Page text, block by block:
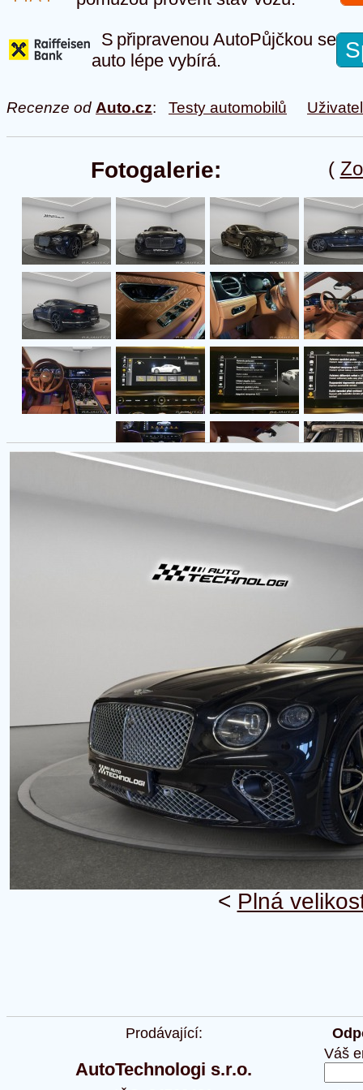
S připravenou AutoPůjčkou se
auto lépe vybírá.
Recenze od Auto.cz: Testy automobilů
(
Fotogalerie:
< Plná
Prodávající:
AutoTechnologi s.r.o.
Váš